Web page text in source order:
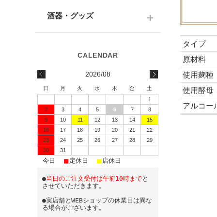
タイプ
原材料
使用麹種
使用酵母
アルコー
九州の日本酒
日本酒-720ml・500ml
日本酒-300ml・360ml
日本酒-180ml
飲みきりサイズ
酒器・グッズ
蔵元エコバッグ
2026/08
日 月 火 水 木 金
土
1
2
3 4 5 6 7
8
9
10 11 12 13 14
15
16
17 18 19 20 21
22
23
24 25 26 27 28
29
30
31
今日 ■ 定休日 ■ 店休日
●当日のご注文受付は午前10時までと
させていただきます。
●実店舗とWEBショップの休業日は異な
る場合がございます。